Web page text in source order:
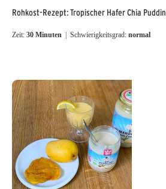
Rohkost-Rezept: Tropischer Hafer Chia
Zeit: 30 Minuten | Schwierigkeitsgrad: normal